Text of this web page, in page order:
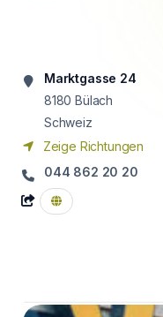
Marktgasse 24
8180 Bülach
Schweiz
Zeige Richtungen
044 862 20 20